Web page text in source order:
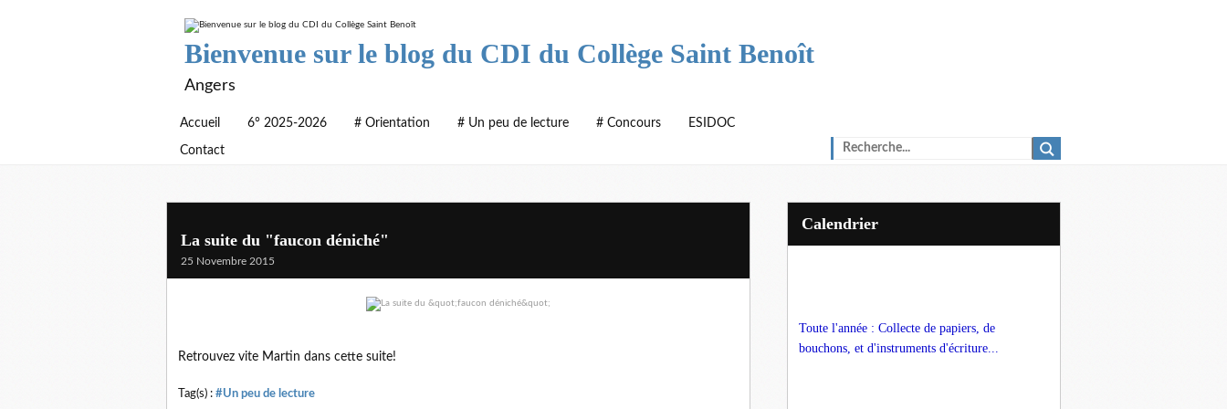
Bienvenue sur le blog du CDI du Collège Saint Benoît
Angers
Accueil 6° 2025-2026 # Orientation # Un peu de lecture # Concours ESIDOC
Contact
La suite du "faucon déniché"
25 Novembre 2015
Retrouvez vite Martin dans cette suite!
Tag(s) : #Un peu de lecture
Calendrier
Toute l'année : Collecte de papiers, de
bouchons, et d'instruments d'écriture...